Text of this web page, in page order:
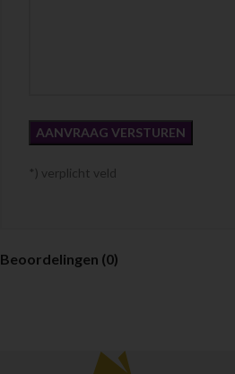
*) verplicht veld
Beoordelingen (0)